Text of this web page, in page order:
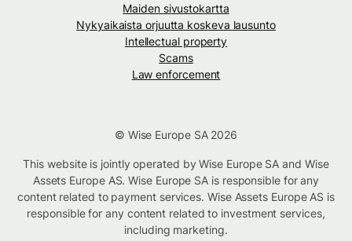
Maiden sivustokartta
Nykyaikaista orjuutta koskeva lausunto
Intellectual property
Scams
Law enforcement
© Wise Europe SA 2026
This website is jointly operated by Wise Europe SA and Wise
Assets Europe AS. Wise Europe SA is responsible for any
content related to payment services. Wise Assets Europe AS is
responsible for any content related to investment services,
including marketing.